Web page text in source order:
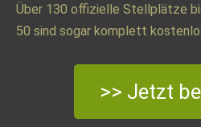
Über 130 offizielle Stellplätze
50 sind sogar komplett
>> Jetzt